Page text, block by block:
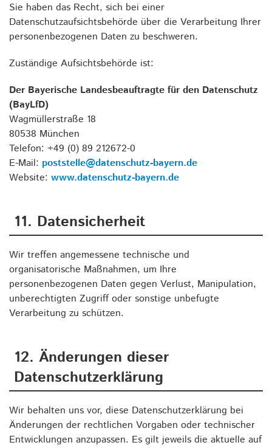
Sie haben das Recht, sich bei einer
Datenschutzaufsichtsbehörde über die Verarbeitung Ihrer
personenbezogenen Daten zu beschweren.
Zuständige Aufsichtsbehörde ist:
Der Bayerische Landesbeauftragte für den Datenschutz
(BayLfD)
Wagmüllerstraße 18
80538 München
Telefon: +49 (0) 89 212672-0
E-Mail: poststelle@datenschutz-bayern.de
Website: www.datenschutz-bayern.de
11. Datensicherheit
Wir treffen angemessene technische und
organisatorische Maßnahmen, um Ihre
personenbezogenen Daten gegen Verlust, Manipulation,
unberechtigten Zugriff oder sonstige unbefugte
Verarbeitung zu schützen.
12. Änderungen dieser
Datenschutzerklärung
Wir behalten uns vor, diese Datenschutzerklärung bei
Änderungen der rechtlichen Vorgaben oder technischer
Entwicklungen anzupassen. Es gilt jeweils die aktuelle auf